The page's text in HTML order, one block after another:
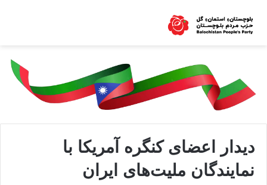
دیدار اعضای کنگره آمریکا با
نمایندگان ملیت‌های ایران